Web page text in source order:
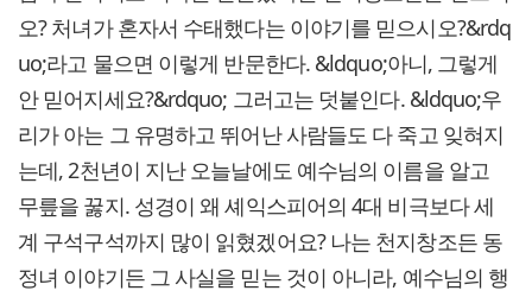
오? 처녀가 혼자서 수태했다는 이야기를 믿으시오?&rdq
uo;라고 물으면 이렇게 반문한다. &ldquo;아니, 그렇게
안 믿어지세요?&rdquo; 그러고는 덧붙인다. &ldquo;우
리가 아는 그 유명하고 뛰어난 사람들도 다 죽고 잊혀지
는데, 2천년이 지난 오늘날에도 예수님의 이름을 알고
무릎을 꿇지. 성경이 왜 셰익스피어의 4대 비극보다 세
계 구석구석까지 많이 읽혔겠어요? 나는 천지창조든 동
정녀 이야기든 그 사실을 믿는 것이 아니라, 예수님의 행